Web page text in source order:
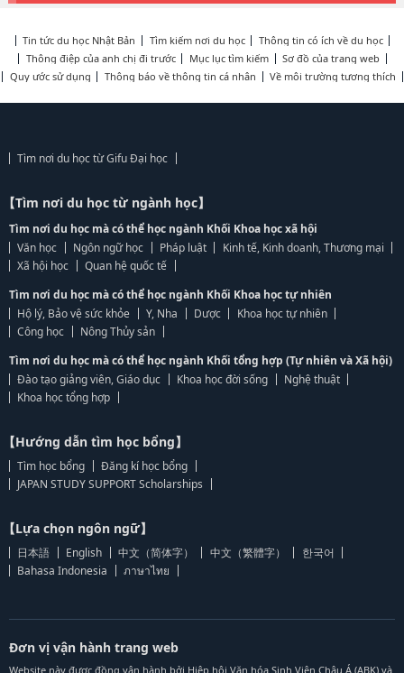
Tin tức du học Nhật Bản Tìm kiếm nơi du học
Thông tin có ích về du học
Thông điệp của anh chị đi trước
Mục lục tìm kiếm
Sơ đồ của trang web
Quy ước sử dụng
Thông báo về thông tin cá nhân Về môi trường tương thích
Tìm nơi du học từ Gifu Đại học
【Tìm nơi du học từ ngành học】
Tìm nơi du học mà có thể học ngành Khối Khoa học xã hội
Văn học
Ngôn ngữ học Pháp luật
Kinh tế, Kinh doanh, Thương mại
Xã hội học
Quan hệ quốc tế
Tìm nơi du học mà có thể học ngành Khối Khoa học tự nhiên
Hộ lý, Bảo vệ sức khỏe
Y, Nha Dược
Khoa học tự nhiên
Công học
Nông Thủy sản
Tìm nơi du học mà có thể học ngành Khối tổng hợp (Tự nhiên và Xã hội)
Đào tạo giảng viên, Giáo dục
Khoa học đời sống
Nghệ thuật
Khoa học tổng hợp
【Hướng dẫn tìm học bổng】
Tìm học bổng
Đăng kí học bổng
JAPAN STUDY SUPPORT Scholarships
【Lựa chọn ngôn ngữ】
日本語 English 中文（简体字） 中文（繁體字）
한국어
Bahasa Indonesia
ภาษาไทย
Đơn vị vận hành trang web
Website này được đồng vận hành bởi Hiệp hội Văn hóa Sinh Viên Châu Á (ABK) và